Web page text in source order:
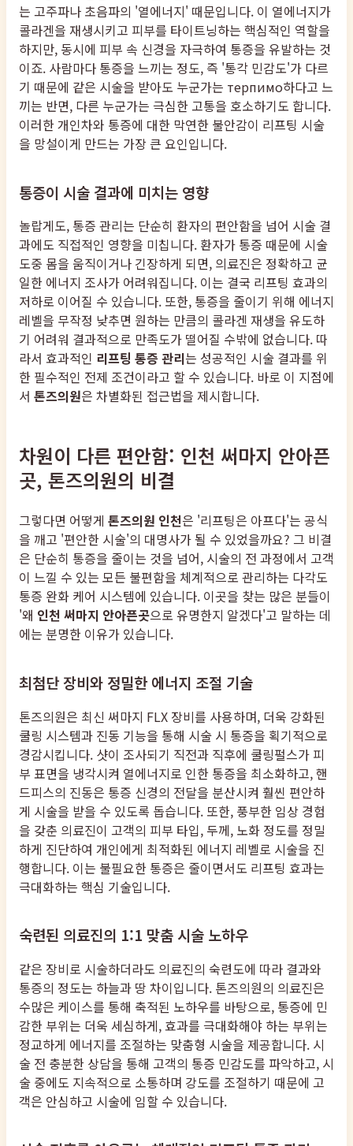
는 고주파나 초음파의 '열에너지' 때문입니다. 이 열에너지가
콜라겐을 재생시키고 피부를 타이트닝하는 핵심적인 역할을
하지만, 동시에 피부 속 신경을 자극하여 통증을 유발하는 것
이죠. 사람마다 통증을 느끼는 정도, 즉 '통각 민감도'가 다르
기 때문에 같은 시술을 받아도 누군가는 терпимо하다고 느
끼는 반면, 다른 누군가는 극심한 고통을 호소하기도 합니다.
이러한 개인차와 통증에 대한 막연한 불안감이 리프팅 시술
을 망설이게 만드는 가장 큰 요인입니다.
통증이 시술 결과에 미치는 영향
놀랍게도, 통증 관리는 단순히 환자의 편안함을 넘어 시술 결
과에도 직접적인 영향을 미칩니다. 환자가 통증 때문에 시술
도중 몸을 움직이거나 긴장하게 되면, 의료진은 정확하고 균
일한 에너지 조사가 어려워집니다. 이는 결국 리프팅 효과의
저하로 이어질 수 있습니다. 또한, 통증을 줄이기 위해 에너지
레벨을 무작정 낮추면 원하는 만큼의 콜라겐 재생을 유도하
기 어려워 결과적으로 만족도가 떨어질 수밖에 없습니다. 따
라서 효과적인 리프팅 통증 관리는 성공적인 시술 결과를 위
한 필수적인 전제 조건이라고 할 수 있습니다. 바로 이 지점에
서 톤즈의원은 차별화된 접근법을 제시합니다.
차원이 다른 편안함: 인천 써마지 안아픈
곳, 톤즈의원의 비결
그렇다면 어떻게 톤즈의원 인천은 '리프팅은 아프다'는 공식
을 깨고 '편안한 시술'의 대명사가 될 수 있었을까요? 그 비결
은 단순히 통증을 줄이는 것을 넘어, 시술의 전 과정에서 고객
이 느낄 수 있는 모든 불편함을 체계적으로 관리하는 다각도
통증 완화 케어 시스템에 있습니다. 이곳을 찾는 많은 분들이
'왜 인천 써마지 안아픈곳으로 유명한지 알겠다'고 말하는 데
에는 분명한 이유가 있습니다.
최첨단 장비와 정밀한 에너지 조절 기술
톤즈의원은 최신 써마지 FLX 장비를 사용하며, 더욱 강화된
쿨링 시스템과 진동 기능을 통해 시술 시 통증을 획기적으로
경감시킵니다. 샷이 조사되기 직전과 직후에 쿨링펄스가 피
부 표면을 냉각시켜 열에너지로 인한 통증을 최소화하고, 핸
드피스의 진동은 통증 신경의 전달을 분산시켜 훨씬 편안하
게 시술을 받을 수 있도록 돕습니다. 또한, 풍부한 임상 경험
을 갖춘 의료진이 고객의 피부 타입, 두께, 노화 정도를 정밀
하게 진단하여 개인에게 최적화된 에너지 레벨로 시술을 진
행합니다. 이는 불필요한 통증은 줄이면서도 리프팅 효과는
극대화하는 핵심 기술입니다.
숙련된 의료진의 1:1 맞춤 시술 노하우
같은 장비로 시술하더라도 의료진의 숙련도에 따라 결과와
통증의 정도는 하늘과 땅 차이입니다. 톤즈의원의 의료진은
수많은 케이스를 통해 축적된 노하우를 바탕으로, 통증에 민
감한 부위는 더욱 세심하게, 효과를 극대화해야 하는 부위는
정교하게 에너지를 조절하는 맞춤형 시술을 제공합니다. 시
술 전 충분한 상담을 통해 고객의 통증 민감도를 파악하고, 시
술 중에도 지속적으로 소통하며 강도를 조절하기 때문에 고
객은 안심하고 시술에 임할 수 있습니다.